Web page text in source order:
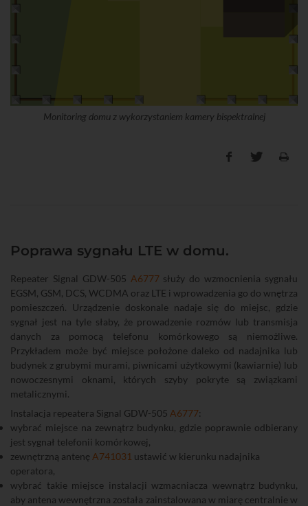
Monitoring domu z wykorzystaniem kamery bispektralnej
Poprawa sygnału LTE w domu.
Repeater Signal GDW-505 A6777służy do wzmocnienia sygnału
EGSM, GSM, DCS, WCDMA oraz LTE i wprowadzenia go do wnętrza
pomieszczeń. Urządzenie doskonale nadaje się do miejsc, gdzie
sygnał jest na tyle słaby, że prowadzenie rozmów lub transmisja
danych za pomocą telefonu komórkowego są niemożliwe.
Przykładem może być miejsce położone daleko od nadajnika lub
budynek z grubymi murami, piwnicami użytkowymi (kawiarnie) lub
nowoczesnymi oknami, których szyby pokryte są związkami
metalicznymi.
Instalacja repeatera Signal GDW-505 A6777:
wybrać miejsce na zewnątrz budynku, gdzie poprawnie odbierany
jest sygnał telefonii komórkowej,
zewnętrzną antenę A741031 ustawić w kierunku nadajnika
operatora,
wybrać takie miejsce instalacji wzmacniacza wewnątrz budynku,
aby antena wewnętrzna została zainstalowana w miarę centralnie w